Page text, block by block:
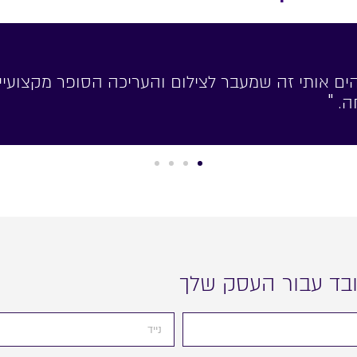
ונהנית מכל רגע. צופית יודעת לעשות את זה
עבור העסק שלך